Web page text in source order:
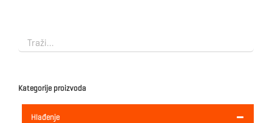
Kategorije proizvoda
Hlađenje